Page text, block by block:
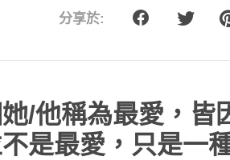
分享於:
/他稱為最愛，皆
是最愛，只是一